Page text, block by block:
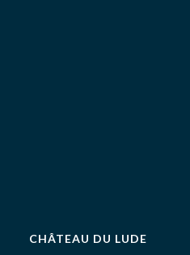
CHÂTEAU DU LUDE